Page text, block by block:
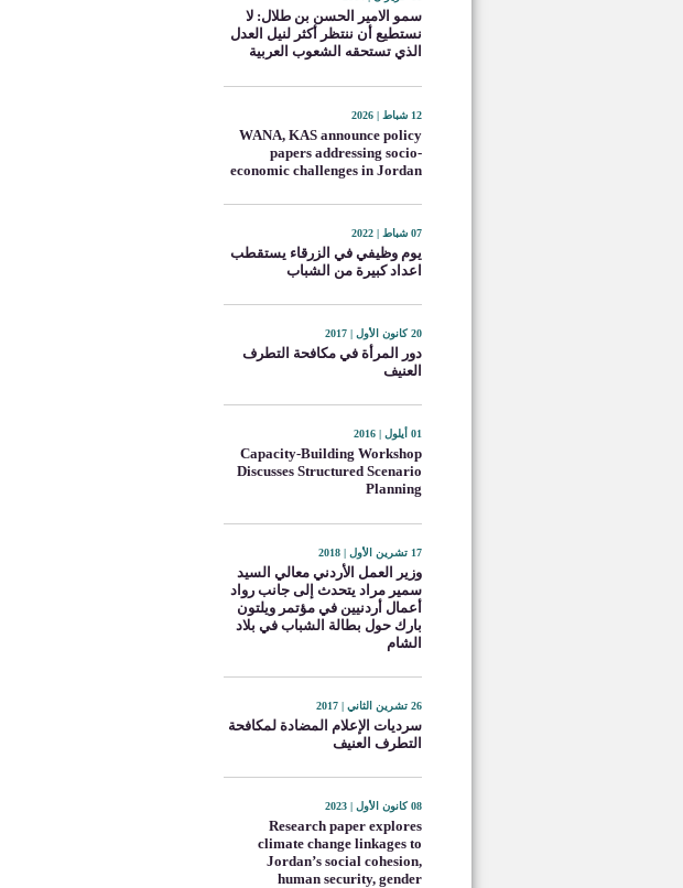
سمو الامير الحسن بن طلال: لا
نستطيع أن ننتظر أكثر لنيل العدل
الذي تستحقه الشعوب العربية
12 شباط | 2026
WANA, KAS announce policy
papers addressing socio-
economic challenges in Jordan
07 شباط | 2022
يوم وظيفي في الزرقاء يستقطب
اعداد كبيرة من الشباب
20 كانون الأول | 2017
دور المرأة في مكافحة التطرف
العنيف
01 أيلول | 2016
Capacity-Building Workshop
Discusses Structured Scenario
Planning
17 تشرين الأول | 2018
وزير العمل الأردني معالي السيد
سمير مراد يتحدث إلى جانب رواد
أعمال أردنيين في مؤتمر ويلتون
بارك حول بطالة الشباب في بلاد
الشام
26 تشرين الثاني | 2017
سرديات الإعلام المضادة لمكافحة
التطرف العنيف
08 كانون الأول | 2023
Research paper explores
climate change linkages to
Jordan’s social cohesion,
human security, gender